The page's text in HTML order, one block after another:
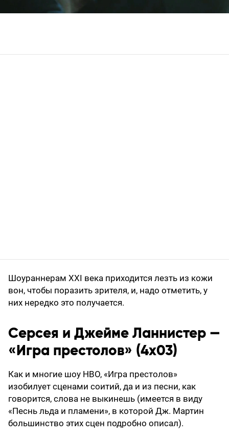
Шоураннерам XXI века приходится лезть из кожи
вон, чтобы поразить зрителя, и, надо отметить, у
них нередко это получается.
Серсея и Джейме Ланнистер —
«Игра престолов» (4х03)
Как и многие шоу HBO, «Игра престолов»
изобилует сценами соитий, да и из песни, как
говорится, слова не выкинешь (имеется в виду
«Песнь льда и пламени», в которой Дж. Мартин
большинство этих сцен подробно описал).